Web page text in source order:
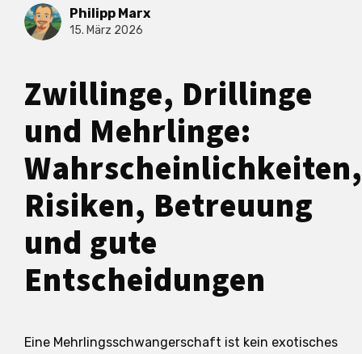
Philipp Marx
15. März 2026
Zwillinge, Drillinge
und Mehrlinge:
Wahrscheinlichkeiten,
Risiken, Betreuung
und gute
Entscheidungen
Eine Mehrlingsschwangerschaft ist kein exotisches